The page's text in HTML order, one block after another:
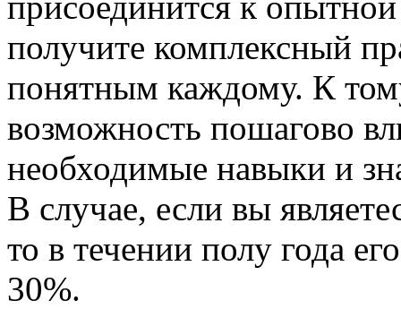
получите комплексный
понятным каждому. К
возможность пошагово
необходимые навыки и
В случае, если вы
то в течении полу года
30%.